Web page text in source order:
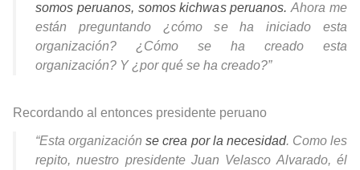
somos peruanos, somos kichwas peruanos.Ahora me
están preguntando ¿cómo se ha iniciado esta
organización? ¿Cómo se ha creado esta
organización? Y ¿por qué se ha creado?”
Recordando al entonces presidente peruano
“Esta organizaciónse crea por la necesidad. Como les
repito, nuestro presidente Juan Velasco Alvarado, él